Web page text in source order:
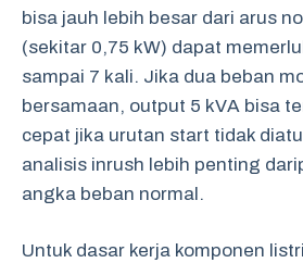
bisa jauh lebih besar dari arus
(sekitar 0,75 kW) dapat
sampai 7 kali. Jika dua beban
bersamaan, output 5 kVA bisa
cepat jika urutan start tidak
analisis inrush lebih penting
angka beban normal.
Untuk dasar kerja komponen